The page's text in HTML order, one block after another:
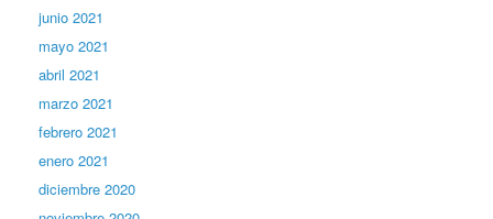
junio 2021
mayo 2021
abril 2021
marzo 2021
febrero 2021
enero 2021
diciembre 2020